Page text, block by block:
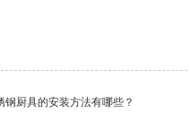
钢厨具的安装方法有哪些？